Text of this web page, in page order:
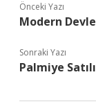
Önceki Yazı
Modern
Sonraki Yazı
Palmiye